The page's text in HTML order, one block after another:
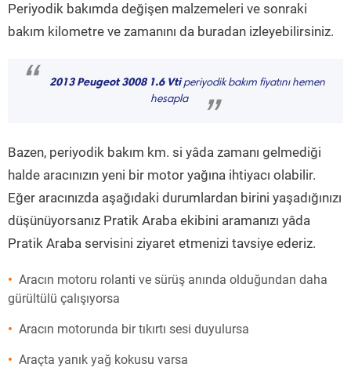
Periyodik bakımda değişen malzemeleri ve sonraki
bakım kilometre ve zamanını da buradan izleyebilirsiniz.
“ 2013 Peugeot 3008 1.6 Vtiperiyodik bakım fiyatını hemen
hesapla
”
Bazen, periyodik bakım km. si yâda zamanı gelmediği
halde aracınızın yeni bir motor yağına ihtiyacı olabilir.
Eğer aracınızda aşağıdaki durumlardan birini yaşadığınızı
düşünüyorsanız Pratik Araba ekibini aramanızı yâda
Pratik Araba servisini ziyaret etmenizi tavsiye ederiz.
Aracın motoru rolanti ve sürüş anında olduğundan daha
gürültülü çalışıyorsa
Aracın motorunda bir tıkırtı sesi duyulursa
Araçta yanık yağ kokusu varsa